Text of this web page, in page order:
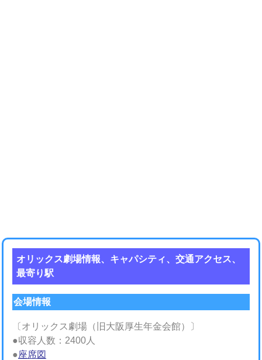
オリックス劇場情報、キャパシティ、交通アクセス、
最寄り駅
会場情報
〔オリックス劇場（旧大阪厚生年金会館）〕
●収容人数：2400人
●座席図